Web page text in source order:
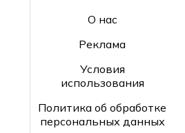
О нас
Реклама
Условия
использования
Политика об обработке
персональных данных